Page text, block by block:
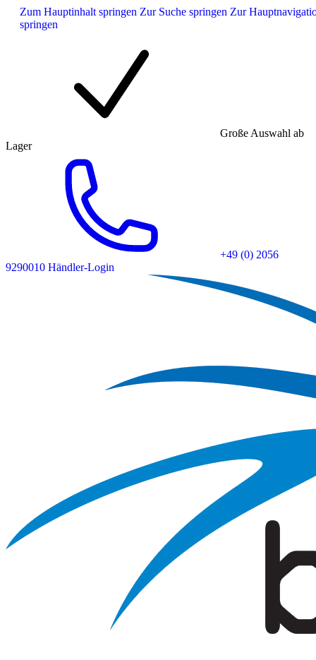
Zum Hauptinhalt springen Zur Suche springen Zur
springen
Große Auswahl ab
Lager
+49 (0) 2056
9290010 Händler-Login